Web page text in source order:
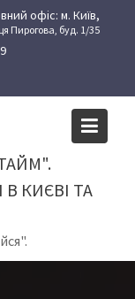
офіс: м. Київ,
Пирогова, буд. 1/35
КИЄВІ ТА